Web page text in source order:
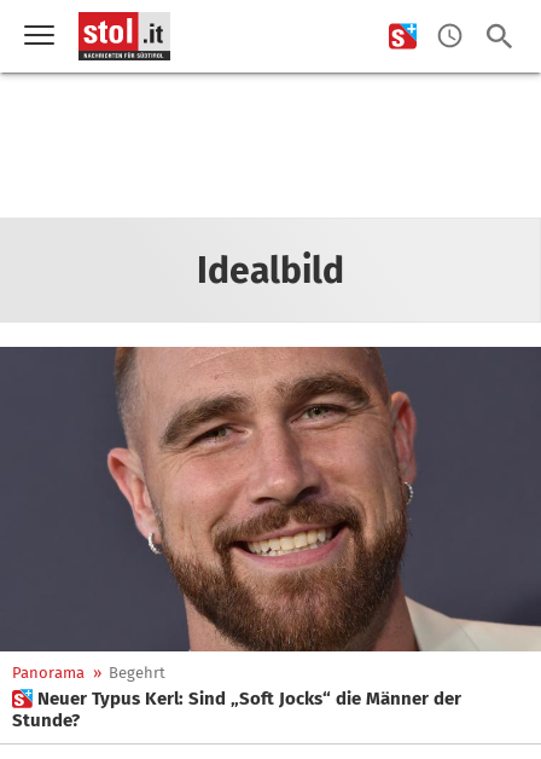
Idealbild
Panorama » Begehrt
 Neuer Typus Kerl: Sind „Soft Jocks“ die Männer der
Stunde?